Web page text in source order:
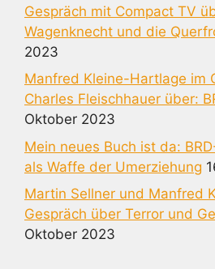
Gespräch mit Compact TV
Wagenknecht und die
2023
Manfred Kleine-Hartlage im
Charles Fleischhauer über:
Oktober 2023
Mein neues Buch ist da:
als Waffe der Umerziehung
Martin Sellner und Manfred
Gespräch über Terror und
Oktober 2023